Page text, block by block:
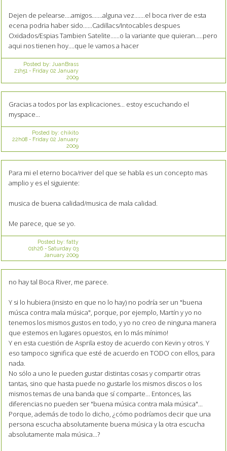
Dejen de pelearse....amigos.......alguna vez.......el boca river de esta
ecena podria haber sido......Cadillacs/Intocables despues
Oxidados/Espias Tambien Satelite......o la variante que quieran.....pero
aqui nos tienen hoy....que le vamos a hacer
Posted by: JuanBrass
21h51 - Friday 02 January
2009
Gracias a todos por las explicaciones... estoy escuchando el
myspace...
Posted by: chikito
22h08- Friday 02 January
2009
Para mi el eterno boca/river del que se habla es un concepto mas
amplio y es el siguiente:
musica de buena calidad/musica de mala calidad.
Me parece, que se yo.
Posted by: fatty
01h26- Saturday 03
January 2009
no hay tal Boca River, me parece.
Y si lo hubiera (insisto en que no lo hay) no podría ser un "buena
músca contra mala música", porque, por ejemplo, Martín y yo no
tenemos los mismos gustos en todo, y yo no creo de ninguna manera
que estemos en lugares opuestos, en lo más mínimo!
Y en esta cuestión de Asprila estoy de acuerdo con Kevin y otros. Y
eso tampoco significa que esté de acuerdo en TODO con ellos, para
nada.
No sólo a uno le pueden gustar distintas cosas y compartir otras
tantas, sino que hasta puede no gustarle los mismos discos o los
mismos temas de una banda que sí comparte... Entonces, las
diferencias no pueden ser "buena música contra mala música"...
Porque, además de todo lo dicho, ¿cómo podríamos decir que una
persona escucha absolutamente buena música y la otra escucha
absolutamente mala música...?